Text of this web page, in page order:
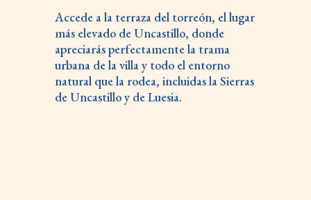
Accede a la terraza del torreón, el lugar
más elevado de Uncastillo, donde
apreciarás perfectamente la trama
urbana de la villa y todo el entorno
natural que la rodea, incluidas la Sierras
de Uncastillo y de Luesia.